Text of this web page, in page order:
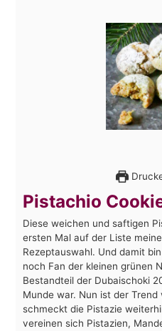
Pistachio
Diese weichen und saftigen
ersten Mal auf der Liste
Rezeptauswahl. Und damit
noch Fan der kleinen grünen
Bestandteil der Dubaischoki
Munde war. Nun ist der
schmeckt die Pistazie
vereinen sich Pistazien,